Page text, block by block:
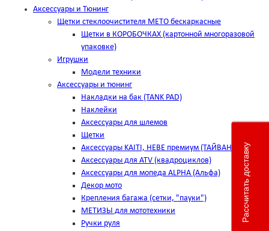
Аксессуары и Тюнинг
Щетки стеклоочистителя METO бескаркасные
Щетки в КОРОБОЧКАХ (картонной многоразовой
упаковке)
Игрушки
Модели техники
Аксессуары и тюнинг
Накладки на бак (TANK PAD)
Наклейки
Аксессуары для шлемов
Щетки
Аксессуары KAITI, HEBE премиум (ТАЙВАНЬ)
Аксессуары для ATV (квадроциклов)
Аксессуары для мопеда ALPHA (Альфа)
Декор мото
Крепления багажа (сетки, "пауки")
МЕТИЗЫ для мототехники
Ручки руля
Рассчитать доставку